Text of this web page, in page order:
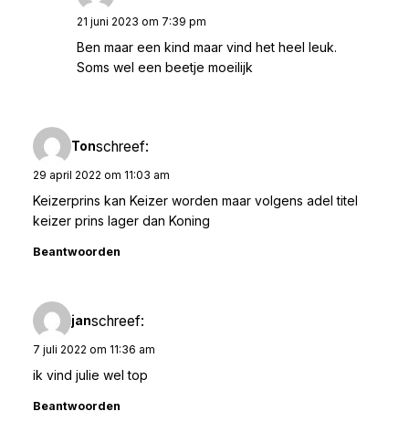
21 juni 2023 om 7:39 pm
Ben maar een kind maar vind het heel leuk.
Soms wel een beetje moeilijk
Tonschreef:
29 april 2022 om 11:03 am
Keizerprins kan Keizer worden maar volgens adel titel
keizer prins lager dan Koning
Beantwoorden
janschreef:
7 juli 2022 om 11:36 am
ik vind julie wel top
Beantwoorden